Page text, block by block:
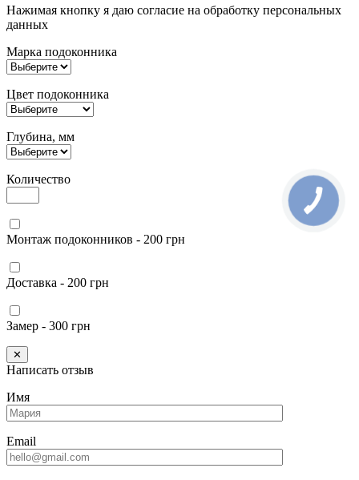
Нажимая кнопку я даю согласие на обработку персональных
данных
Марка подоконника
Цвет подоконника
Глубина, мм
Количество
Монтаж подоконников - 200 грн
Доставка - 200 грн
Замер - 300 грн
✕
Написать отзыв
Имя
Email